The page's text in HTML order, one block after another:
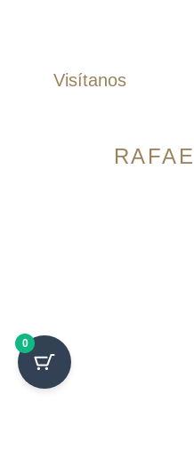
Visítanos
Cra 105 #15-09 Palmas
0